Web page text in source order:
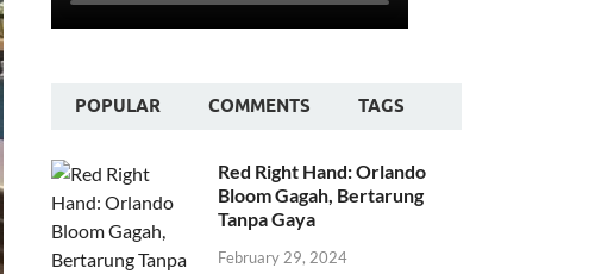
POPULAR COMMENTS TAGS
Red Right Hand: Orlando
Bloom Gagah, Bertarung
Tanpa Gaya
February 29, 2024